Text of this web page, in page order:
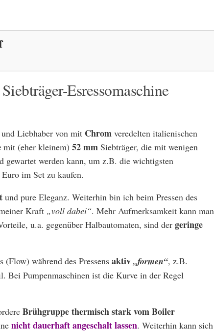
Esressomaschine
und Liebhaber von mit Chrom veredelten italienischen
mit (eher kleinem) 52 mm Siebträger, die mit wenigen
gewartet werden kann, um z.B. die wichtigsten
im Set zu kaufen.
und pure Eleganz. Weiterhin bin ich beim Pressen des
Kraft „voll dabei“. Mehr Aufmerksamkeit kann man
u.a. gegenüber Halbautomaten, sind der geringe
(Flow) während des Pressens aktiv „formen“, z.B.
Bei Pumpenmaschinen ist die Kurve in der Regel
Brühgruppe thermisch stark vom Boiler
nicht dauerhaft angeschalt lassen. Weiterhin kann sich